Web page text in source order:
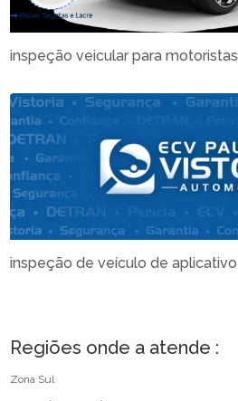
inspeção veicular para
inspeção de veículo de aplicativo
Regiões onde a atende :
Zona Sul